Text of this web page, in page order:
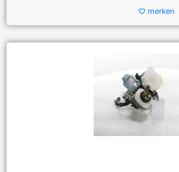
favorite_border merken